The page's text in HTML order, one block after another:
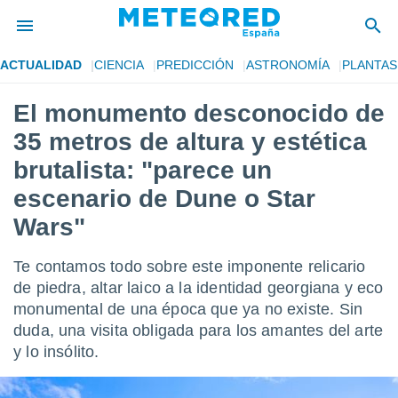
de
por
para
la
que se
calidad.
a este
y
forma
digital
ACTUALIDAD CIENCIA PREDICCIÓN ASTRONOMÍA PLANTAS
El monumento desconocido de
35 metros de altura y estética
brutalista: "parece un
escenario de Dune o Star
Wars"
Te contamos todo sobre este imponente relicario
de piedra, altar laico a la identidad georgiana y eco
monumental de una época que ya no existe. Sin
duda, una visita obligada para los amantes del arte
y lo insólito.